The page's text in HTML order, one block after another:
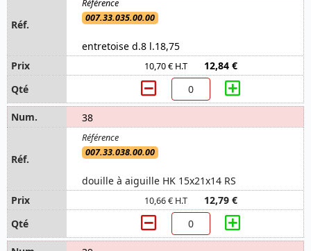
007.33.035.00.00
entretoise d.8 l.18,75
10,70 € H.T 12,84 €
38
007.33.038.00.00
douille à aiguille HK 15x21x14 RS
10,66 € H.T 12,79 €